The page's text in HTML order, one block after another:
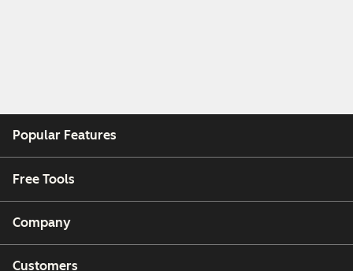
Popular Features
Free Tools
Company
Customers